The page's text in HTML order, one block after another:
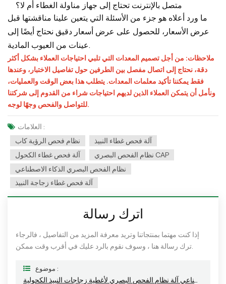
متصل بالإنترنت تحتاج إلى جهاز مناولة الغطاء أم لا؟
ما ورد أعلاه هو جزء من الأسئلة التي يتعين علينا مناقشتها قبل
عرض الأسعار، للحصول على عرض أسعار دقيق نحتاج أيضًا إلى
عينات من العيوب المادية.
ملاحظات: من أجل تصميم المعدات التي تلبي احتياجات العملاء بشكل أكثر
دقة، نحتاج إلى اتصال مفصل بين الطرفين حول تفاصيل الاختبار، وعندها
فقط يمكننا تأكيد معلمات المعدات. يتطلب هذا بعض الوقت والعمليات،
ونأمل أن يتمكن العملاء الذين لديهم احتياجات شراء من القدوم إلى شركتنا
للتواصل والفحص وجهًا لوجه.
العلامات :
نظام فحص الرؤية كاب
آلة فحص غطاء النبيذ
آلة فحص غطاء الكحول
نظام الفحص البصري CAP
نظام الفحص البصري الذكاء الاصطناعي
آلة فحص غطاء زجاجة النبيذ
اترك رسالة
إذا كنت مهتما بمنتجاتنا وتريد معرفة المزيد من التفاصيل ، فالرجاء
موضوع :